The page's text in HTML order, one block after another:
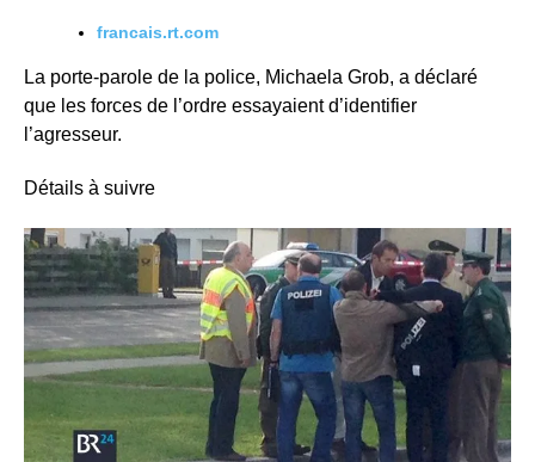
francais.rt.com
La porte-parole de la police, Michaela Grob, a déclaré
que les forces de l’ordre essayaient d’identifier
l’agresseur.
Détails à suivre